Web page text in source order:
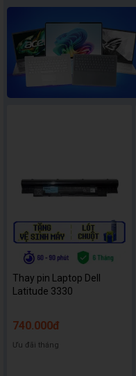
Thay pin Laptop Dell
Latitude 3330
740.000đ
Ưu đãi tháng